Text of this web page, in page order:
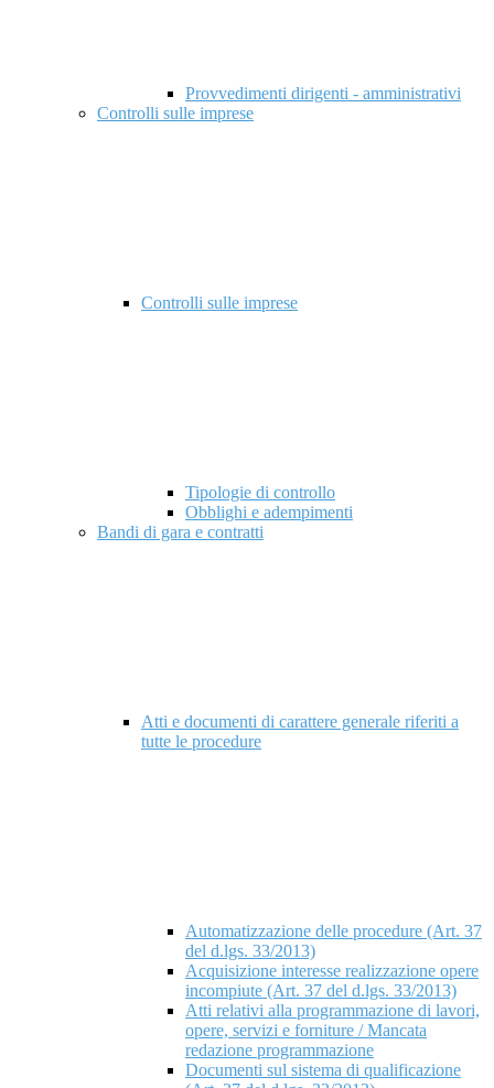
Provvedimenti dirigenti - amministrativi
Controlli sulle imprese
Controlli sulle imprese
Tipologie di controllo
Obblighi e adempimenti
Bandi di gara e contratti
Atti e documenti di carattere generale riferiti a
tutte le procedure
Automatizzazione delle procedure (Art. 37
del d.lgs. 33/2013)
Acquisizione interesse realizzazione opere
incompiute (Art. 37 del d.lgs. 33/2013)
Atti relativi alla programmazione di lavori,
opere, servizi e forniture / Mancata
redazione programmazione
Documenti sul sistema di qualificazione